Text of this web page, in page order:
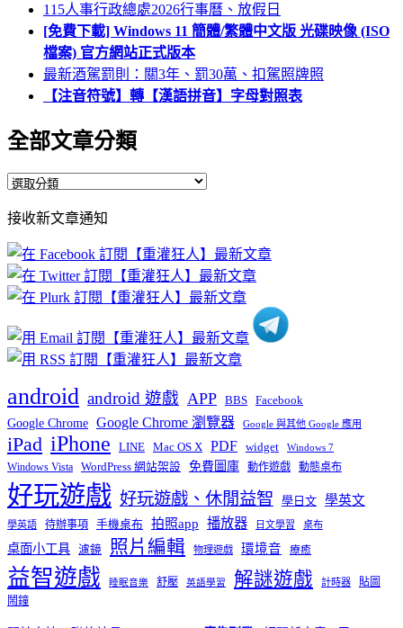
115人事行政總處2026行事曆、放假日
[免費下載] Windows 11 簡體/繁體中文版 光碟映像 (ISO
檔案) 官方網站正式版本
最新酒駕罰則：關3年、罰30萬、扣駕照牌照
【注音符號】轉【漢語拼音】字母對照表
全部文章分類
全
文
章
分
類
接收新文章通知
android android 遊戲 APP BBS Facebook
Google Chrome Google Chrome 瀏覽器 Google 與其他 Google 應用
iPad iPhone LINE Mac OS X PDF widget Windows 7
Windows Vista WordPress 網站架設 免費圖庫 動作遊戲 動態桌布
好玩遊戲 好玩遊戲、休閒益智 學日文 學英文
學英語 待辦事項 手機桌布 拍照app 播放器 日文學習 桌布
桌面小工具 濾鏡 照片編輯 物理遊戲 環境音 療癒
益智遊戲 睡眠音樂 舒壓 英語學習 解謎遊戲 計時器
貼圖
鬧鐘